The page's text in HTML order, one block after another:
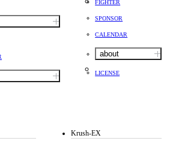
FIGHTER
SPONSOR
CALENDAR
about
LICENSE
Krush-EX